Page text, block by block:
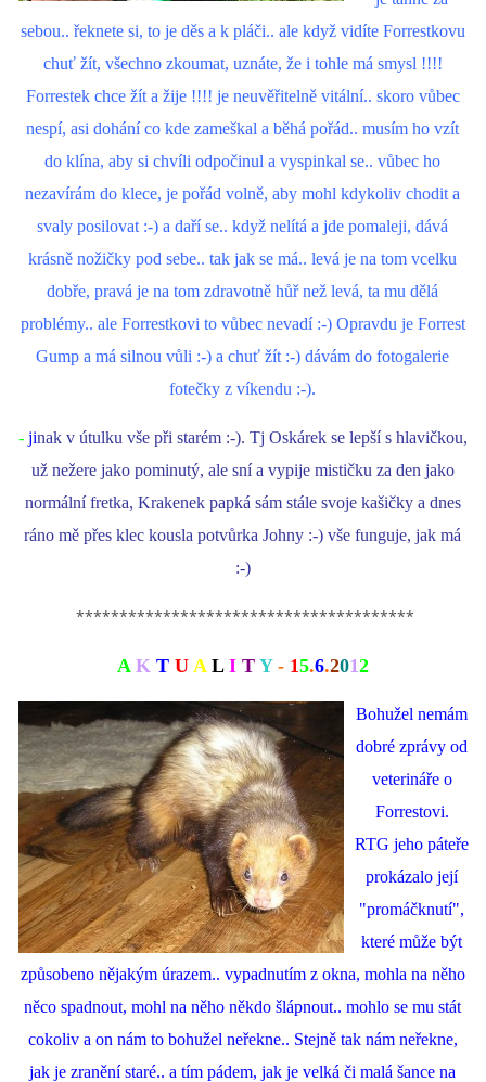
sebou.. řeknete si, to je děs a k pláči.. ale když vidíte Forrestkovu
chuť žít, všechno zkoumat, uznáte, že i tohle má smysl !!!!
Forrestek chce žít a žije !!!! je neuvěřitelně vitální.. skoro vůbec
nespí, asi dohání co kde zameškal a běhá pořád.. musím ho vzít
do klína, aby si chvíli odpočinul a vyspinkal se.. vůbec ho
nezavírám do klece, je pořád volně, aby mohl kdykoliv chodit a
svaly posilovat :-) a daří se.. když nelítá a jde pomaleji, dává
krásně nožičky pod sebe.. tak jak se má.. levá je na tom vcelku
dobře, pravá je na tom zdravotně hůř než levá, ta mu dělá
problémy.. ale Forrestkovi to vůbec nevadí :-) Opravdu je Forrest
Gump a má silnou vůli :-) a chuť žít :-) dávám do fotogalerie
fotečky z víkendu :-).
-jinak v útulku vše při starém :-). Tj Oskárek se lepší s hlavičkou,
už nežere jako pominutý, ale sní a vypije mističku za den jako
normální fretka, Krakenek papká sám stále svoje kašičky a dnes
ráno mě přes klec kousla potvůrka Johny :-) vše funguje, jak má
:-)
***************************************
AK T U A L I T Y- 15.6.2012
Bohužel nemám
dobré zprávy od
veterináře o
Forrestovi.
RTG jeho páteře
prokázalo její
"promáčknutí",
které může být
způsobeno nějakým úrazem.. vypadnutím z okna, mohla na něho
něco spadnout, mohl na něho někdo šlápnout.. mohlo se mu stát
cokoliv a on nám to bohužel neřekne.. Stejně tak nám neřekne,
jak je zranění staré.. a tím pádem, jak je velká či malá šance na